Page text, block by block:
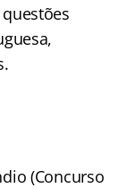
(Concurso